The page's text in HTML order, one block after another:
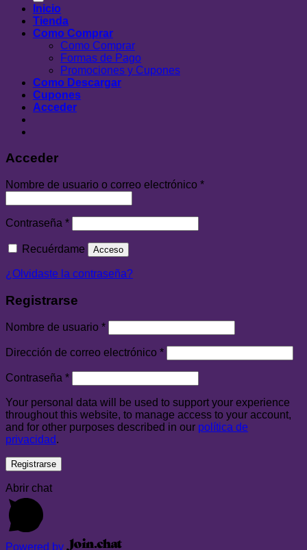
Inicio
Tienda
Como Comprar
Como Comprar
Formas de Pago
Promociones y Cupones
Como Descargar
Cupones
Acceder
Acceder
Nombre de usuario o correo electrónico *
Contraseña *
Recuérdame Acceso
¿Olvidaste la contraseña?
Registrarse
Nombre de usuario *
Dirección de correo electrónico *
Contraseña *
Your personal data will be used to support your experience
throughout this website, to manage access to your account,
and for other purposes described in our política de
privacidad.
Registrarse
Abrir chat
Powered by